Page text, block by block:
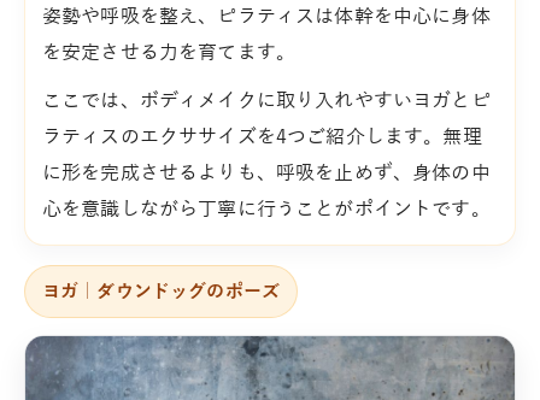
姿勢や呼吸を整え、ピラティスは体幹を中心に身体
を安定させる力を育てます。
ここでは、ボディメイクに取り入れやすいヨガとピ
ラティスのエクササイズを4つご紹介します。無理
に形を完成させるよりも、呼吸を止めず、身体の中
心を意識しながら丁寧に行うことがポイントです。
ヨガ｜ダウンドッグのポーズ